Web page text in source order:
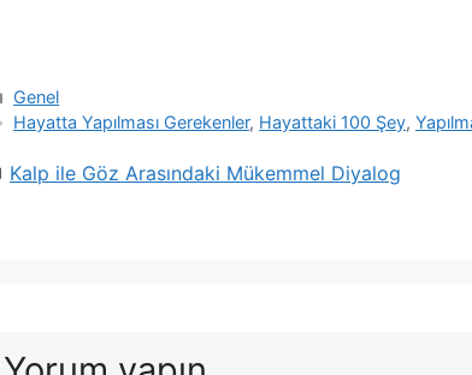
Kategoriler
Genel
Etiketler
Hayatta Yapılması Gerekenler, Hayattaki 100 Şey,
Kalp ile Göz Arasındaki Mükemmel Diyalog